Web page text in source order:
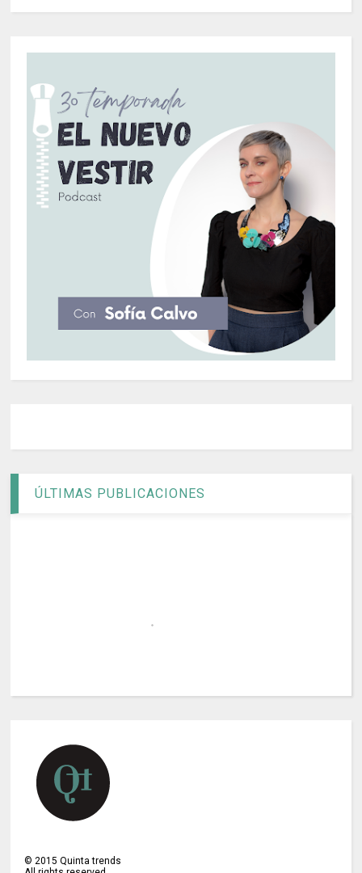
ÚLTIMAS PUBLICACIONES
©2015 Quinta trends